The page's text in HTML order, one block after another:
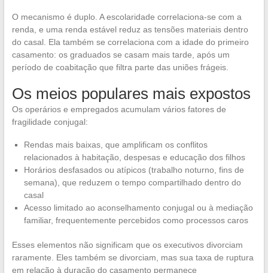
O mecanismo é duplo. A escolaridade correlaciona-se com a
renda, e uma renda estável reduz as tensões materiais dentro
do casal. Ela também se correlaciona com a idade do primeiro
casamento: os graduados se casam mais tarde, após um
período de coabitação que filtra parte das uniões frágeis.
Os meios populares mais expostos
Os operários e empregados acumulam vários fatores de
fragilidade conjugal:
Rendas mais baixas, que amplificam os conflitos
relacionados à habitação, despesas e educação dos filhos
Horários desfasados ou atípicos (trabalho noturno, fins de
semana), que reduzem o tempo compartilhado dentro do
casal
Acesso limitado ao aconselhamento conjugal ou à mediação
familiar, frequentemente percebidos como processos caros
Esses elementos não significam que os executivos divorciam
raramente. Eles também se divorciam, mas sua taxa de ruptura
em relação à duração do casamento permanece